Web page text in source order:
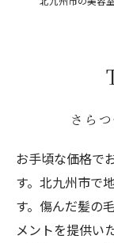
さら
お手頃な価格で
す。北九州市で
す。傷んだ髪の
メントを提供い